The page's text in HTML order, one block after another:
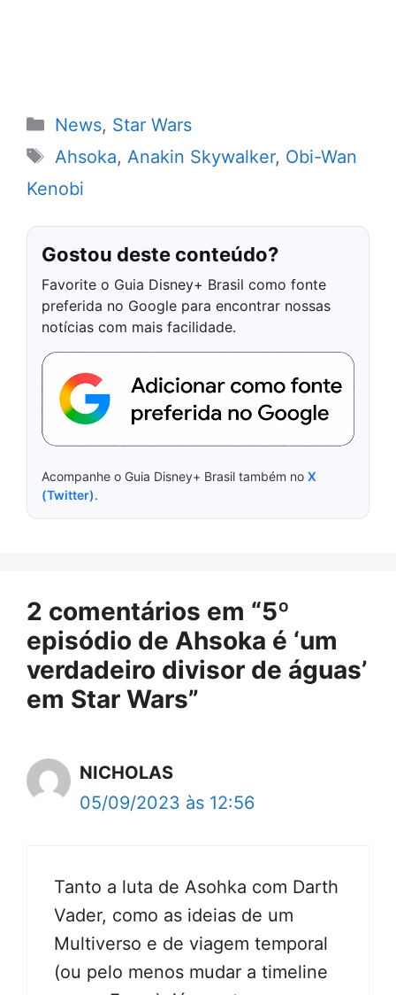
Categorias
News, Star Wars
Tags
Ahsoka, Anakin Skywalker, Obi-Wan
Kenobi
Gostou deste conteúdo?
Favorite o Guia Disney+ Brasil como fonte
preferida no Google para encontrar nossas
notícias com mais facilidade.
Acompanhe o Guia Disney+ Brasil também no X
(Twitter).
2 comentários em “5º
episódio de Ahsoka é ‘um
verdadeiro divisor de águas’
em Star Wars”
NICHOLAS
05/09/2023 às 12:56
Tanto a luta de Asohka com Darth
Vader, como as ideias de um
Multiverso e de viagem temporal
(ou pelo menos mudar a timeline